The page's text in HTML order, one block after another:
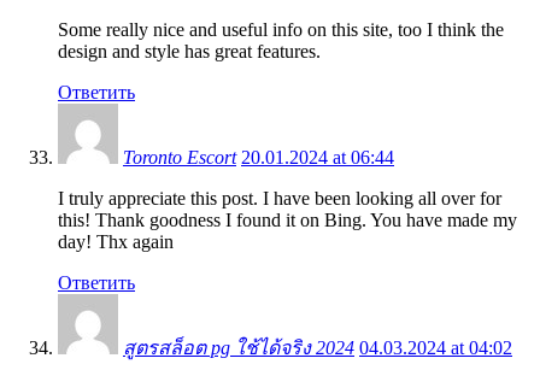
Some really nice and useful info on this site, too I think the
design and style has great features.
Ответить
Toronto Escort 20.01.2024 at 06:44
I truly appreciate this post. I have been looking all over for
this! Thank goodness I found it on Bing. You have made my
day! Thx again
Ответить
สูตรสล็อต pg ใช้ได้จริง 2024 04.03.2024 at 04:02